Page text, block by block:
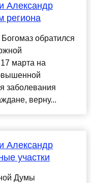
Александр
региона
обратился
марта на
заболевания
верну...
Александр
участки
Думы